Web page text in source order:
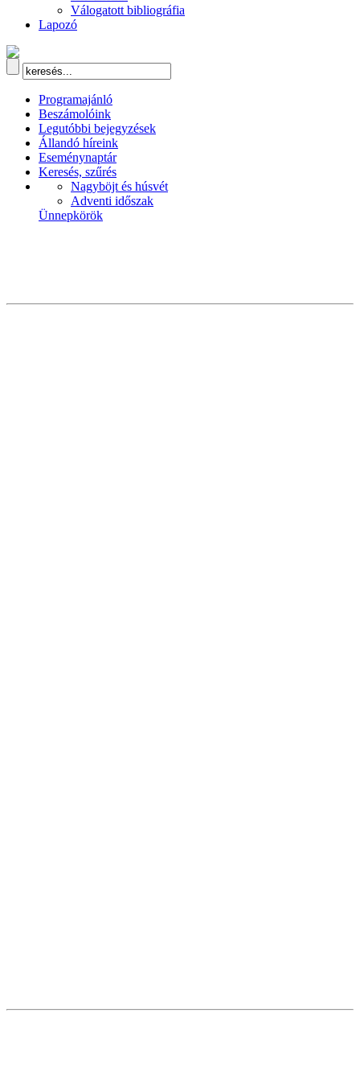
Válogatott bibliográfia
Lapozó
Programajánló
Beszámolóink
Legutóbbi bejegyzések
Állandó híreink
Eseménynaptár
Keresés, szűrés
Nagyböjt és húsvét
Adventi időszak
Ünnepkörök